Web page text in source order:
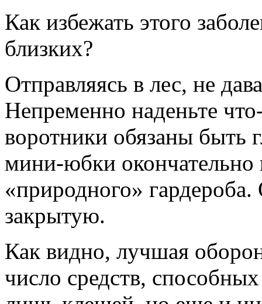
Как избежать этого
близких?
Отправляясь в лес, не
Непременно наденьте
воротники обязаны быть
мини-юбки окончательно
«природного»
закрытую.
Как видно, лучшая
число средств,